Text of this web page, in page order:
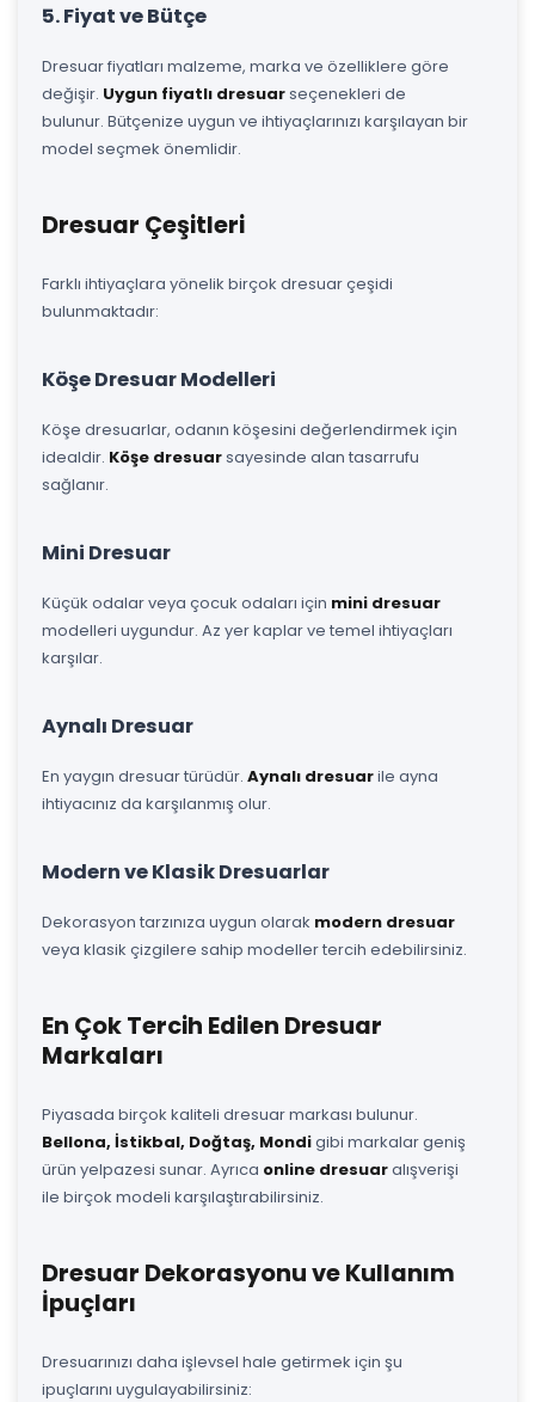
5. Fiyat ve Bütçe
Dresuar fiyatları malzeme, marka ve özelliklere göre
değişir. Uygun fiyatlı dresuarseçenekleri de
bulunur. Bütçenize uygun ve ihtiyaçlarınızı karşılayan bir
model seçmek önemlidir.
Dresuar Çeşitleri
Farklı ihtiyaçlara yönelik birçok dresuar çeşidi
bulunmaktadır:
Köşe Dresuar Modelleri
Köşe dresuarlar, odanın köşesini değerlendirmek için
idealdir. Köşe dresuarsayesinde alan tasarrufu
sağlanır.
Mini Dresuar
Küçük odalar veya çocuk odaları için mini dresuar
modelleri uygundur. Az yer kaplar ve temel ihtiyaçları
karşılar.
Aynalı Dresuar
En yaygın dresuar türüdür. Aynalı dresuarile ayna
ihtiyacınız da karşılanmış olur.
Modern ve Klasik Dresuarlar
Dekorasyon tarzınıza uygun olarak modern dresuar
veya klasik çizgilere sahip modeller tercih edebilirsiniz.
En Çok Tercih Edilen Dresuar
Markaları
Piyasada birçok kaliteli dresuar markası bulunur.
Bellona, İstikbal, Doğtaş, Mondigibi markalar geniş
ürün yelpazesi sunar. Ayrıca online dresuaralışverişi
ile birçok modeli karşılaştırabilirsiniz.
Dresuar Dekorasyonu ve Kullanım
İpuçları
Dresuarınızı daha işlevsel hale getirmek için şu
ipuçlarını uygulayabilirsiniz: